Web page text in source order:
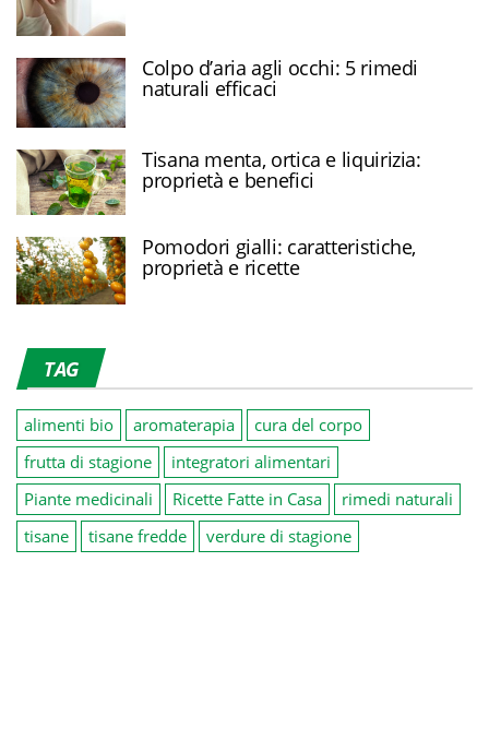
Colpo d’aria agli occhi: 5 rimedi
naturali efficaci
Tisana menta, ortica e liquirizia:
proprietà e benefici
Pomodori gialli: caratteristiche,
proprietà e ricette
TAG
alimenti bio aromaterapia
cura del corpo
frutta di stagione
integratori alimentari
Piante medicinali
Ricette Fatte in Casa
rimedi naturali
tisane
tisane fredde verdure di stagione